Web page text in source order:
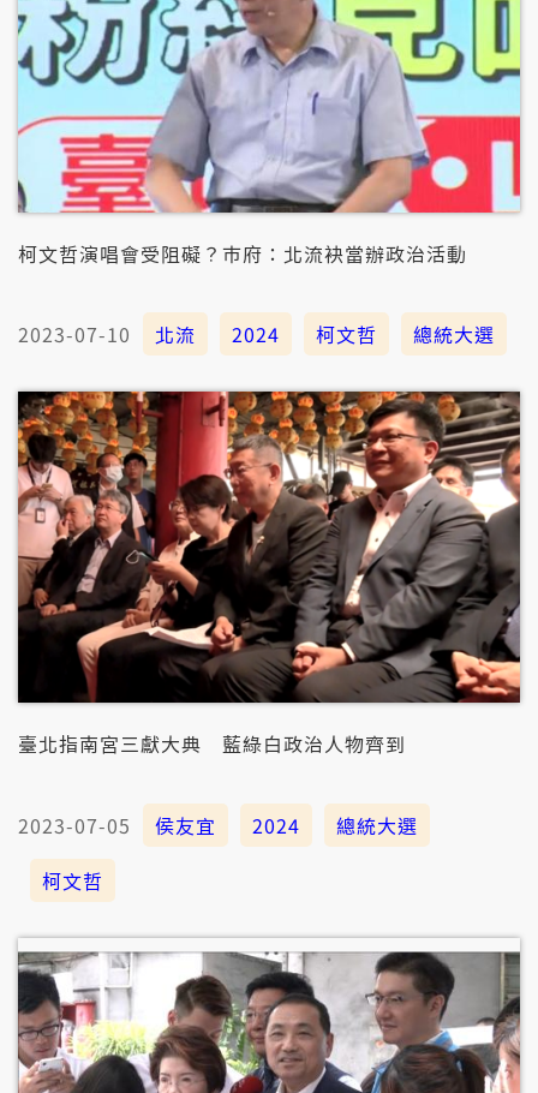
柯文哲演唱會受阻礙？巿府：北流袂當辦政治活動
2023-07-10 北流 2024 柯文哲 總統大選
臺北指南宮三獻大典 藍綠白政治人物齊到
2023-07-05 侯友宜 2024
總統大選
柯文哲